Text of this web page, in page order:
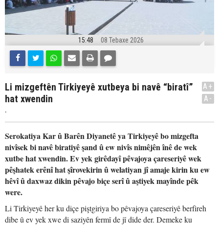
15:48 08 Tebaxe 2026
Li mizgeftên Tirkiyeyê xutbeya bi navê “biratî”
hat xwendin
.
A+
A-
Serokatiya Kar û Barên Diyanetê ya Tirkiyeyê bo mizgefta
nivîsek bi navê biratiyê şand û ew nivîs nimêjên înê de wek
xutbe hat xwendin. Ev yek girêdayî pêvajoya çareseriyê wek
pêşhatek erênî hat şîrovekirin û welatiyan jî amaje kirin ku ew
hêvî û daxwaz dikin pêvajo biçe serî û aştiyek mayînde pêk
were.
Li Tirkiyeyê her ku diçe piştgiriya bo pêvajoya çareseriyê berfireh
dibe û ev yek xwe di saziyên fermî de jî dide der. Demeke ku